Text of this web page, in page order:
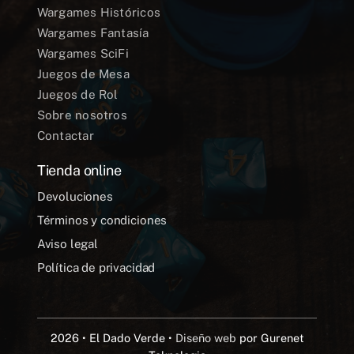
Wargames Históricos
Wargames Fantasía
Wargames SciFi
Juegos de Mesa
Juegos de Rol
Sobre nosotros
Contactar
Tienda online
Devoluciones
Términos y condiciones
Aviso legal
Política de privacidad
2026 • El Dado Verde • Diseño web por Gurenet